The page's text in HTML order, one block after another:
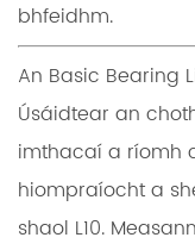
bhfeidhm.
An Basic Bearing
Úsáidtear an
imthacaí a ríomh
hiompraíocht a
shaol L10.